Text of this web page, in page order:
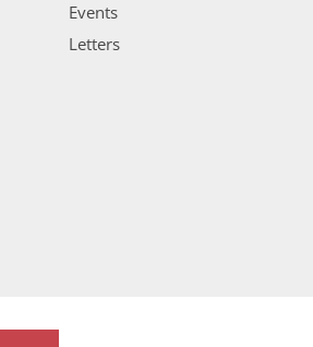
Events
Letters